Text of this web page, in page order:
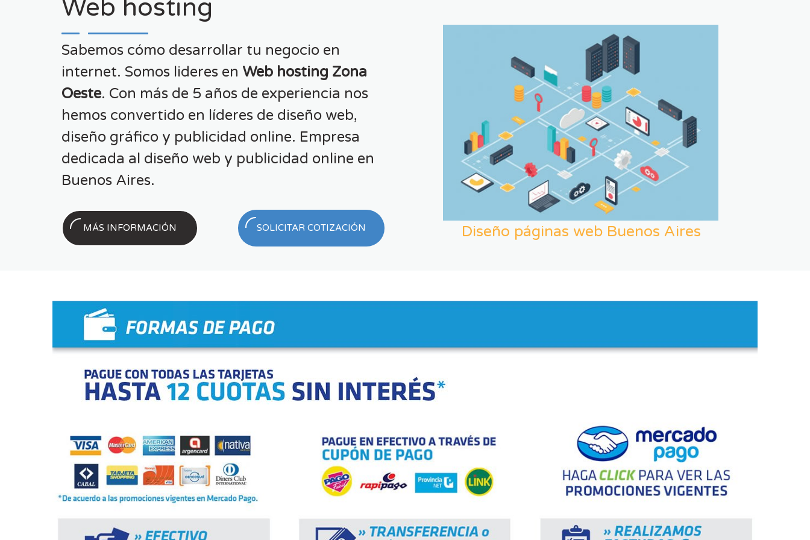
Web hosting
Sabemos cómo desarrollar tu negocio en
internet. Somos lideres en Web hosting Zona
Oeste. Con más de 5 años de experiencia nos
hemos convertido en líderes de diseño web,
diseño gráfico y publicidad online. Empresa
dedicada al diseño web y publicidad online en
Buenos Aires.
MÁS INFORMACIÓN SOLICITAR COTIZACIÓN Diseño páginas web Buenos Aires